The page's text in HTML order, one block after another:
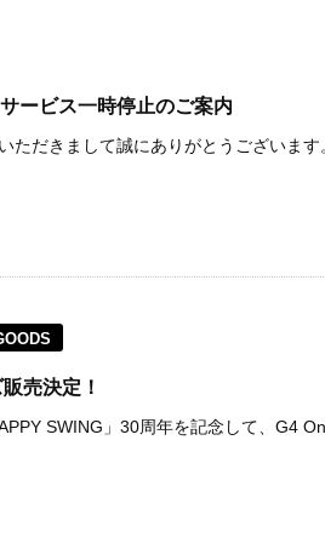
ービス一時停止のご案内
ただきまして誠にありがとうございま
売決定！
SWING」30周年を記念して、G4